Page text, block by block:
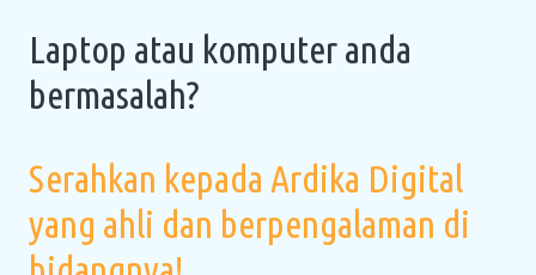
Laptop atau komputer anda
bermasalah?
Serahkan kepada Ardika Digital
yang ahli dan berpengalaman di